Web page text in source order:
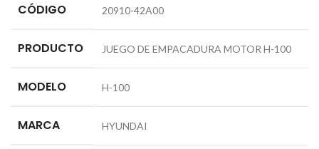
CÓDIGO 20910-42A00
PRODUCTO JUEGO DE EMPACADURA MOTOR H-100
MODELO H-100
MARCA HYUNDAI